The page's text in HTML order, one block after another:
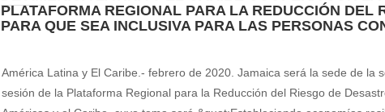
PLATAFORMA REGIONAL PARA LA REDUCCIÓN DEL
PARA QUE SEA INCLUSIVA PARA LAS PERSONAS
América Latina y El Caribe.- febrero de 2020. Jamaica será la sede de la
sesión de la Plataforma Regional para la Reducción del Riesgo de